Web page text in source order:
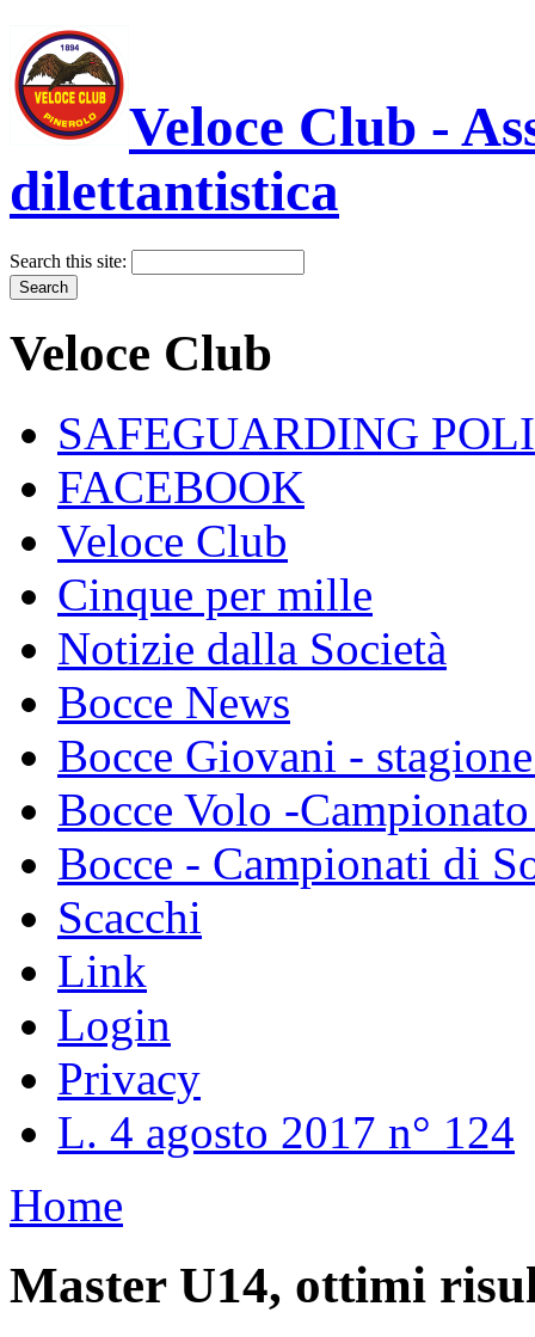
Veloce Club -
dilettantistica
Search this site:
Veloce Club
SAFEGUARDING
FACEBOOK
Veloce Club
Cinque per mille
Notizie dalla Società
Bocce News
Bocce Giovani -
Bocce Volo -
Bocce - Campionati di
Scacchi
Link
Login
Privacy
L. 4 agosto 2017 n° 124
Home
Master U14, ottimi